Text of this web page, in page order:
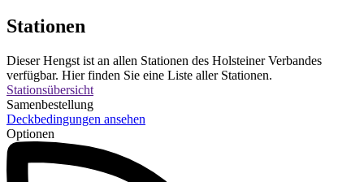
Stationen
Dieser Hengst ist an allen Stationen des Holsteiner Verbandes
verfügbar. Hier finden Sie eine Liste aller Stationen.
Stationsübersicht
Samenbestellung
Deckbedingungen ansehen
Optionen